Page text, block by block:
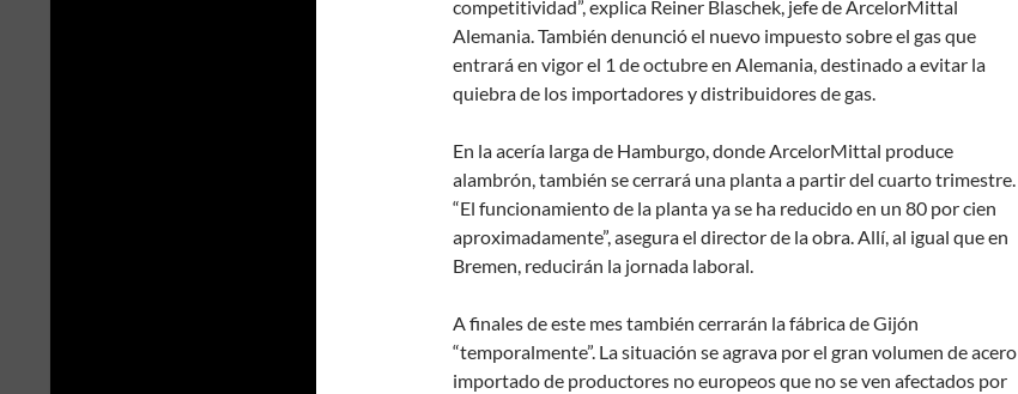
competitividad”, explica Reiner Blaschek, jefe de ArcelorMittal
Alemania. También denunció el nuevo impuesto sobre el gas que
entrará en vigor el 1 de octubre en Alemania, destinado a evitar la
quiebra de los importadores y distribuidores de gas.
En la acería larga de Hamburgo, donde ArcelorMittal produce
alambrón, también se cerrará una planta a partir del cuarto trimestre.
“El funcionamiento de la planta ya se ha reducido en un 80 por cien
aproximadamente”, asegura el director de la obra. Allí, al igual que en
Bremen, reducirán la jornada laboral.
A finales de este mes también cerrarán la fábrica de Gijón
“temporalmente”. La situación se agrava por el gran volumen de acero
importado de productores no europeos que no se ven afectados por